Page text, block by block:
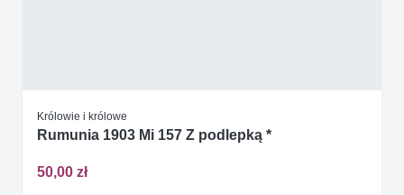
Królowie i królowe
Rumunia 1903 Mi 157 Z podlepką *
50,00 zł